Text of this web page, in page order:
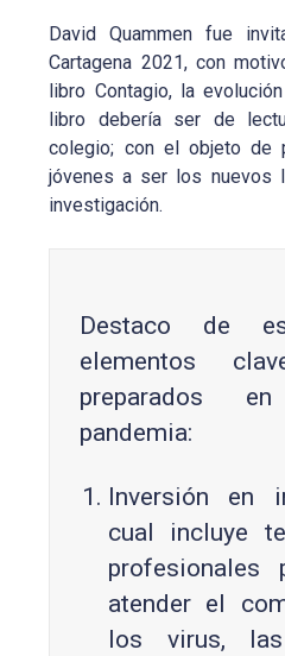
David Quammen fue
Cartagena 2021, con
libro Contagio, la
libro debería ser de
colegio; con el objeto de
jóvenes a ser los nuevos
investigación.
Destaco de
elementos
preparados
pandemia:
Inversión en
cual incluye
profesionales
atender el
los virus, las